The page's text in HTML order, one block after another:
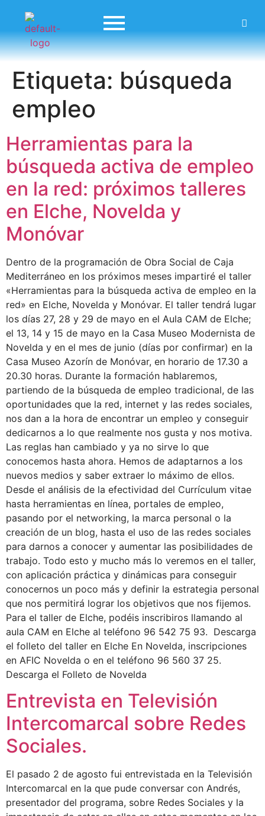
Etiqueta: búsqueda
empleo
Herramientas para la
búsqueda activa de empleo
en la red: próximos talleres
en Elche, Novelda y
Monóvar
Dentro de la programación de Obra Social de Caja
Mediterráneo en los próximos meses impartiré el taller
«Herramientas para la búsqueda activa de empleo en la
red» en Elche, Novelda y Monóvar. El taller tendrá lugar
los días 27, 28 y 29 de mayo en el Aula CAM de Elche;
el 13, 14 y 15 de mayo en la Casa Museo Modernista de
Novelda y en el mes de junio (días por confirmar) en la
Casa Museo Azorín de Monóvar, en horario de 17.30 a
20.30 horas. Durante la formación hablaremos,
partiendo de la búsqueda de empleo tradicional, de las
oportunidades que la red, internet y las redes sociales,
nos dan a la hora de encontrar un empleo y conseguir
dedicarnos a lo que realmente nos gusta y nos motiva.
Las reglas han cambiado y ya no sirve lo que
conocemos hasta ahora. Hemos de adaptarnos a los
nuevos medios y saber extraer lo máximo de ellos.
Desde el análisis de la efectividad del Currículum vitae
hasta herramientas en línea, portales de empleo,
pasando por el networking, la marca personal o la
creación de un blog, hasta el uso de las redes sociales
para darnos a conocer y aumentar las posibilidades de
trabajo. Todo esto y mucho más lo veremos en el taller,
con aplicación práctica y dinámicas para conseguir
conocernos un poco más y definir la estrategia personal
que nos permitirá lograr los objetivos que nos fijemos.
Para el taller de Elche, podéis inscribiros llamando al
aula CAM en Elche al teléfono 96 542 75 93. Descarga
el folleto del taller en Elche En Novelda, inscripciones
en AFIC Novelda o en el teléfono 96 560 37 25.
Descarga el Folleto de Novelda
Entrevista en Televisión
Intercomarcal sobre Redes
Sociales.
El pasado 2 de agosto fui entrevistada en la Televisión
Intercomarcal en la que pude conversar con Andrés,
presentador del programa, sobre Redes Sociales y la